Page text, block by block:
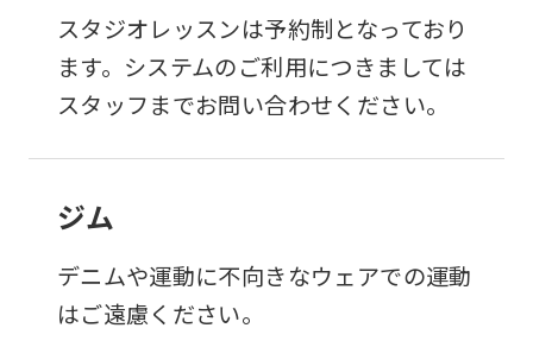
スタジオレッスンは予約制となっており
ます。システムのご利用につきましては
スタッフまでお問い合わせください。
ジム
デニムや運動に不向きなウェアでの運動
はご遠慮ください。